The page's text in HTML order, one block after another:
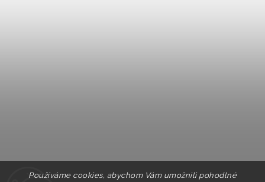
Používáme cookies, abychom Vám umožnili pohodlné